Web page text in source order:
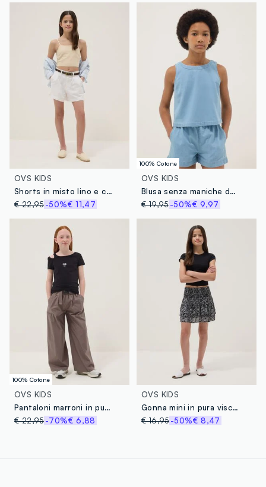
OVS KIDS
Shorts in misto lino e cotone bianco da ragazza regular fit
€ 22,95-50%€ 11,47
100% Cotone
OVS KIDS
Blusa senza maniche denim azzurra in puro cotone da ragazza
€ 19,95 -50%€ 9,97
100% Cotone
OVS KIDS
Pantaloni marroni in puro cotone con vita elastica per ragazza
€ 22,95-70%€ 6,88
OVS KIDS
Gonna mini in pura viscosa multicolor da ragazza con motivo paisley
€ 16,95 -50%€ 8,47